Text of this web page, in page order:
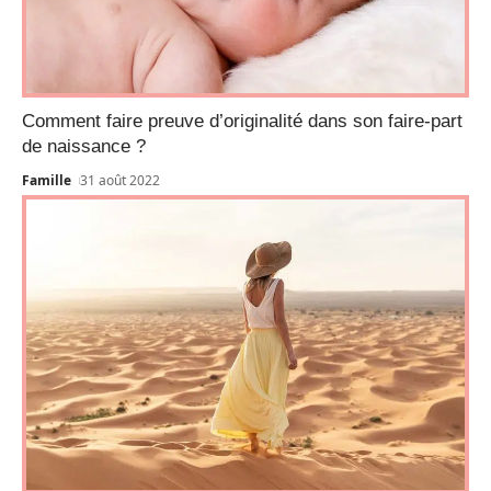
Comment faire preuve d’originalité dans son faire-part
de naissance ?
Famille 31 août 2022